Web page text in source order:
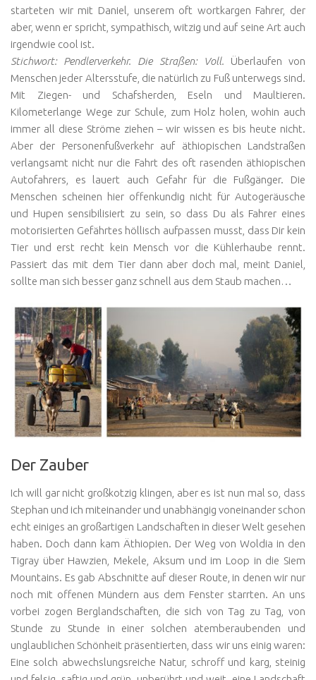
starteten wir mit Daniel, unserem oft wortkargen Fahrer, der
aber, wenn er spricht, sympathisch, witzig und auf seine Art auch
irgendwie cool ist.
Stichwort: Pendlerverkehr. Die Straßen: Voll. Überlaufen von
Menschen jeder Altersstufe, die natürlich zu Fuß unterwegs sind.
Mit Ziegen- und Schafsherden, Eseln und Maultieren.
Kilometerlange Wege zur Schule, zum Holz holen, wohin auch
immer all diese Ströme ziehen – wir wissen es bis heute nicht.
Aber der Personenfußverkehr auf äthiopischen Landstraßen
verlangsamt nicht nur die Fahrt des oft rasenden äthiopischen
Autofahrers, es lauert auch Gefahr für die Fußgänger. Die
Menschen scheinen hier offenkundig nicht für Autogeräusche
und Hupen sensibilisiert zu sein, so dass Du als Fahrer eines
motorisierten Gefährtes höllisch aufpassen musst, dass Dir kein
Tier und erst recht kein Mensch vor die Kühlerhaube rennt.
Passiert das mit dem Tier dann aber doch mal, meint Daniel,
sollte man sich besser ganz schnell aus dem Staub machen…
Der Zauber
Ich will gar nicht großkotzig klingen, aber es ist nun mal so, dass
Stephan und ich miteinander und unabhängig voneinander schon
echt einiges an großartigen Landschaften in dieser Welt gesehen
haben. Doch dann kam Äthiopien. Der Weg von Woldia in den
Tigray über Hawzien, Mekele, Aksum und im Loop in die Siem
Mountains. Es gab Abschnitte auf dieser Route, in denen wir nur
noch mit offenen Mündern aus dem Fenster starrten. An uns
vorbei zogen Berglandschaften, die sich von Tag zu Tag, von
Stunde zu Stunde in einer solchen atemberaubenden und
unglaublichen Schönheit präsentierten, dass wir uns einig waren:
Eine solch abwechslungsreiche Natur, schroff und karg, steinig